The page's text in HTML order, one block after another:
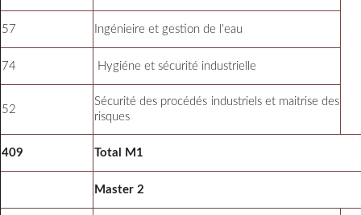
57 Ingénieire et gestion de l’eau
74 Hygiéne et sécurité industrielle
52
Sécurité des procédés industriels et maitrise des
risques
409 Total M1
Master 2